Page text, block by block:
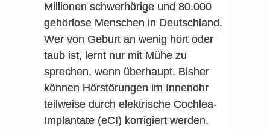
Millionen schwerhörige und 80.000
gehörlose Menschen in Deutschland.
Wer von Geburt an wenig hört oder
taub ist, lernt nur mit Mühe zu
sprechen, wenn überhaupt. Bisher
können Hörstörungen im Innenohr
teilweise durch elektrische Cochlea-
Implantate (eCI) korrigiert werden.